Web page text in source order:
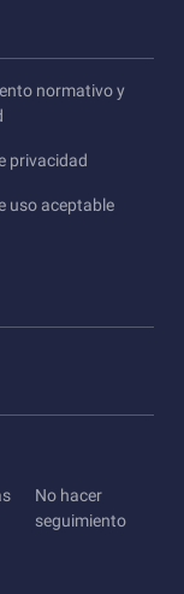
normativo y
privacidad
uso aceptable
No hacer
seguimiento